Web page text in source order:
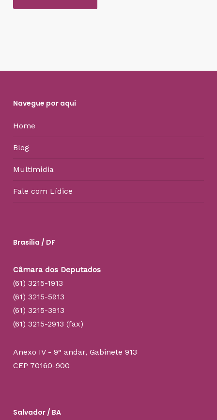
Navegue por aqui
Home
Blog
Multimídia
Fale com Lídice
Brasília / DF
Câmara dos Deputados
(61) 3215-1913
(61) 3215-5913
(61) 3215-3913
(61) 3215-2913 (fax)
Anexo IV - 9° andar, Gabinete 913
CEP 70160-900
Salvador / BA